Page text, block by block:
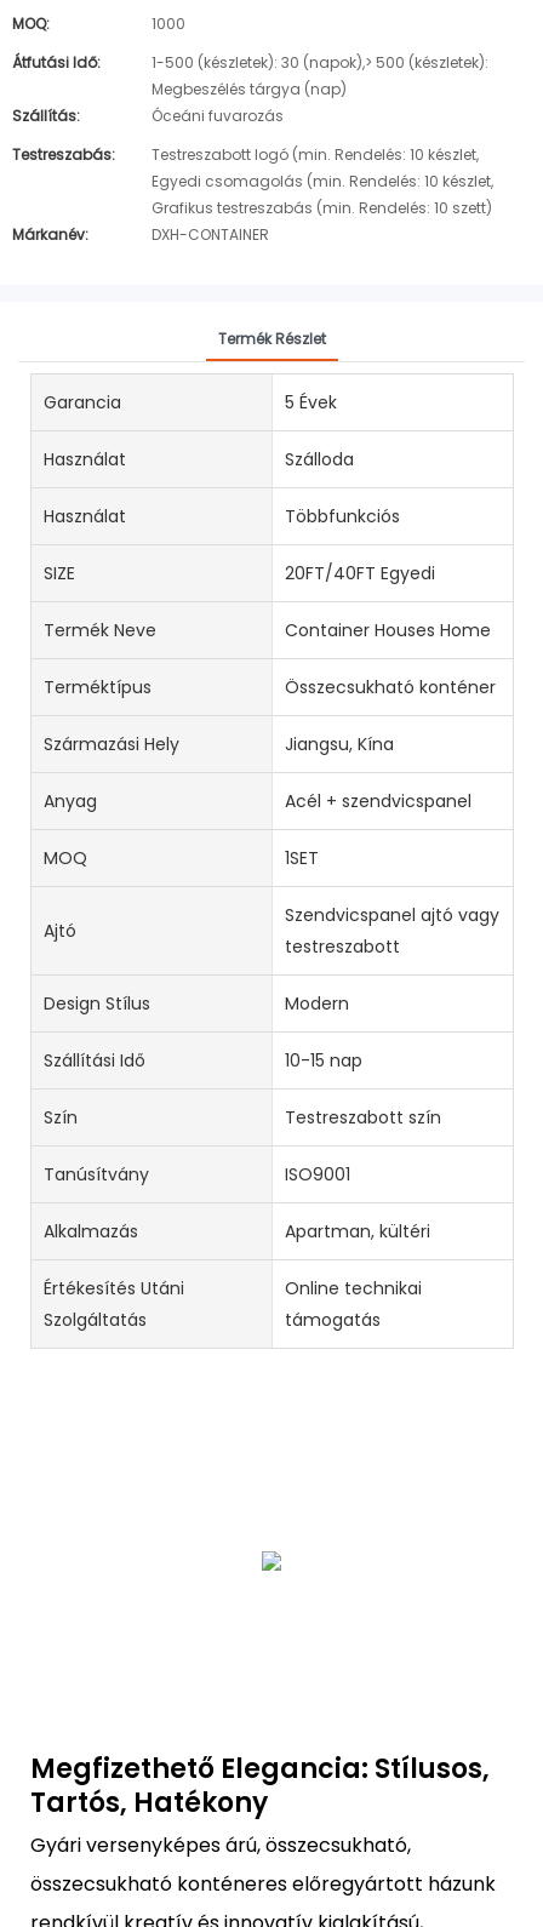
MOQ:
1000
Átfutási Idő:
1-500 (készletek): 30 (napok),> 500 (készletek):
Megbeszélés tárgya (nap)
Szállítás:
Óceáni fuvarozás
Testreszabás:
Testreszabott logó (min. Rendelés: 10 készlet,
Egyedi csomagolás (min. Rendelés: 10 készlet,
Grafikus testreszabás (min. Rendelés: 10 szett)
Márkanév:
DXH-CONTAINER
Termék Részlet
Garancia 5 Évek
Használat Szálloda
Használat Többfunkciós
SIZE 20FT/40FT Egyedi
Termék Neve Container Houses Home
Terméktípus Összecsukható konténer
Származási Hely Jiangsu, Kína
Anyag Acél + szendvicspanel
MOQ 1SET
Ajtó
Szendvicspanel ajtó vagy
testreszabott
Design Stílus Modern
Szállítási Idő 10-15 nap
Szín Testreszabott szín
Tanúsítvány ISO9001
Alkalmazás Apartman, kültéri
Értékesítés Utáni
Szolgáltatás
Online technikai
támogatás
Megfizethető Elegancia: Stílusos,
Tartós, Hatékony
Gyári versenyképes árú, összecsukható,
összecsukható konténeres előregyártott házunk